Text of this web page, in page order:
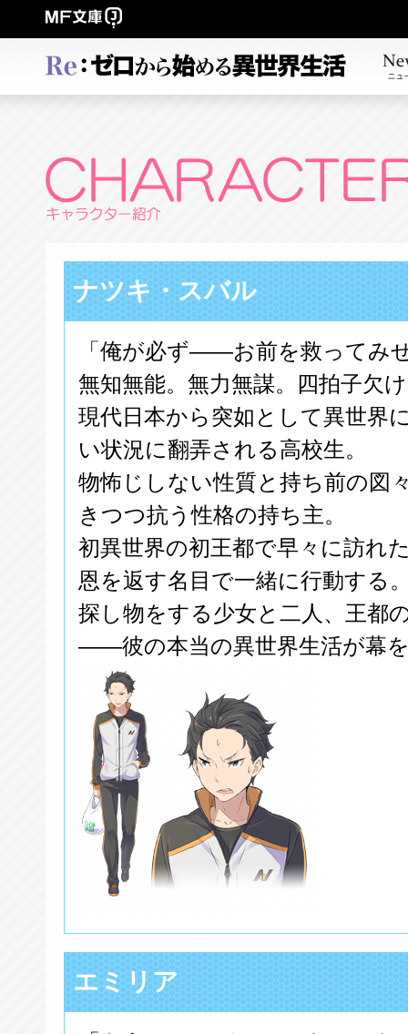
ナツキ・スバル
「俺が必ず――お前を救ってみ
無知無能。無力無謀。四拍子欠
現代日本から突如として異世界
い状況に翻弄される高校生。
物怖じしない性質と持ち前の図
きつつ抗う性格の持ち主。
初異世界の初王都で早々に訪れ
恩を返す名目で一緒に行動する
探し物をする少女と二人、王都
――彼の本当の異世界生活が幕
エミリア